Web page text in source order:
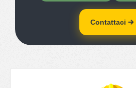
Contattaci